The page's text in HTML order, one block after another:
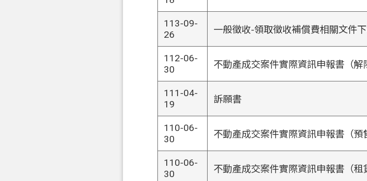
113-09-
26
一般徵收-領取徵收補償費相關文件
112-06-
30
不動產成交案件實際資訊申報書（解
111-04-
19
訴願書
110-06-
30
不動產成交案件實際資訊申報書（預
110-06-
30
不動產成交案件實際資訊申報書（租